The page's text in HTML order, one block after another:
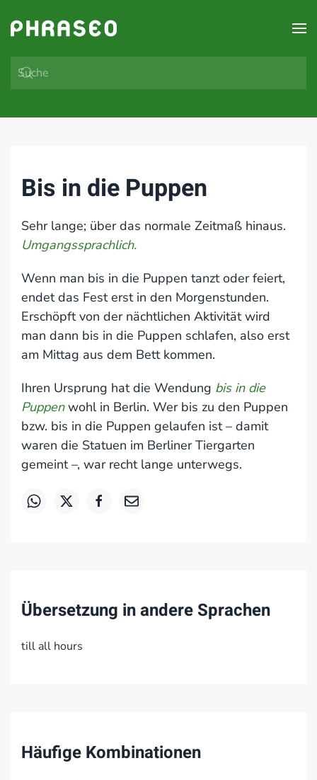
Zum Hauptinhalt springen
Bis in die Puppen
Sehr lange; über das normale Zeitmaß hinaus.
Umgangssprachlich.
Wenn man bis in die Puppen tanzt oder feiert,
endet das Fest erst in den Morgenstunden.
Erschöpft von der nächtlichen Aktivität wird
man dann bis in die Puppen schlafen, also erst
am Mittag aus dem Bett kommen.
Ihren Ursprung hat die Wendung bis in die
Puppenwohl in Berlin. Wer bis zu den Puppen
bzw. bis in die Puppen gelaufen ist – damit
waren die Statuen im Berliner Tiergarten
gemeint –, war recht lange unterwegs.
Übersetzung in andere Sprachen
till all hours
Häufige Kombinationen